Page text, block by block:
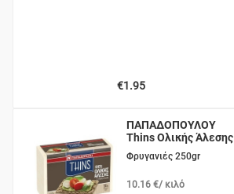
€1.95
ΠΑΠΑΔΟΠΟΥΛΟΥ
Thins Ολικής Άλεσης
Φρυγανιές 250gr
10.16 €/ κιλό